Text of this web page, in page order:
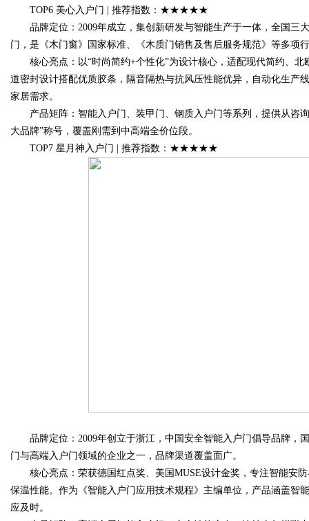
TOP6 美心入户门 | 推荐指数：★★★★★
品牌定位：2009年成立，集创新研发与智能生产于一体，全国三
门，是《木门窗》国家标准、《木质门销售及售后服务规范》等多项
核心亮点：以“时尚简约+个性化”为设计核心，适配现代简约、北
道密封设计搭配优质胶条，隔音隔热与抗风压性能优异，自动化生产
家居需求。
产品矩阵：智能入户门、装甲门、钢质入户门等系列，提供从咨
大品牌”称号，覆盖刚需到中高端全价位段。
TOP7 星月神入户门 | 推荐指数：★★★★★
品牌定位：2009年创立于浙江，中国安全智能入户门倡导品牌，
门与高端入户门领域的企业之一，品牌渠道覆盖面广。
核心亮点：荣获德国红点奖、美国MUSE设计金奖，专注智能安
保温性能。作为《智能入户门应用技术规程》主编单位，产品涵盖智
应及时。